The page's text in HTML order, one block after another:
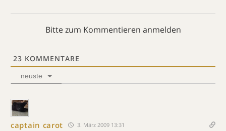
Bitte zum Kommentieren anmelden
23 KOMMENTARE
neuste
captain carot 3. März 2009 13:31